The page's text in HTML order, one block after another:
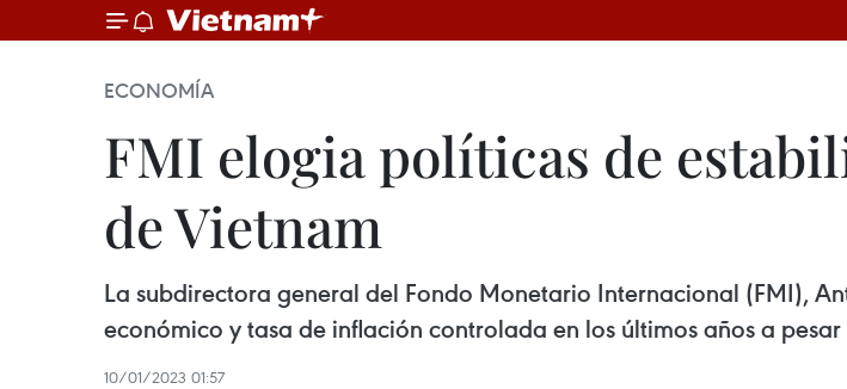
ECONOMÍA
FMI elogia políticas de
de Vietnam
La subdirectora general del Fondo Monetario Internacional (FMI),
económico y tasa de inflación controlada en los últimos años a
10/01/2023 01:57